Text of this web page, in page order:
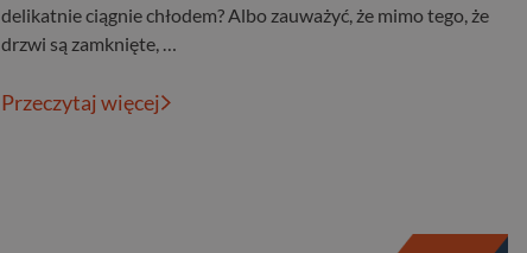
delikatnie ciągnie chłodem? Albo zauważyć, że mimo tego, że
drzwi są zamknięte, …
Przeczytaj więcej